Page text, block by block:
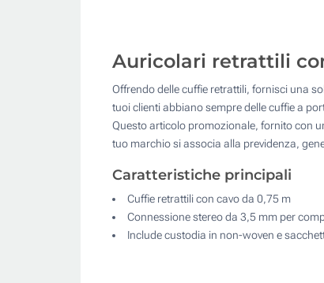
Auricolari retrattili
Offrendo delle cuffie retrattili, fornisci una
tuoi clienti abbiano sempre delle cuffie a
Questo articolo promozionale, fornito con
tuo marchio si associa alla previdenza,
Caratteristiche principali
Cuffie retrattili con cavo da 0,75 m
Connessione stereo da 3,5 mm per
Include custodia in non-woven e